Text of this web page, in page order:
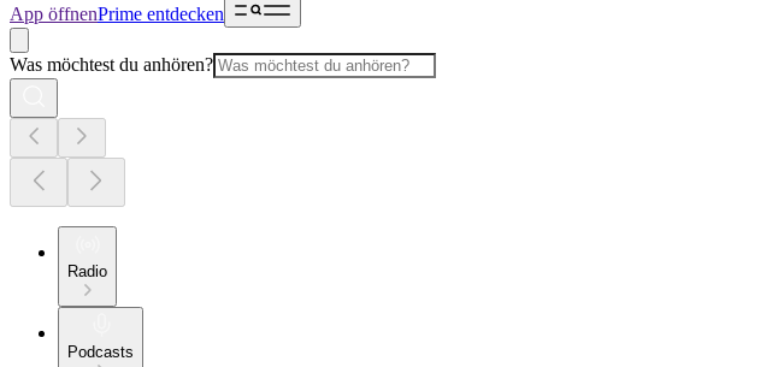
App öffnenPrime entdecken
Was möchtest du anhören?
Radio
Podcasts